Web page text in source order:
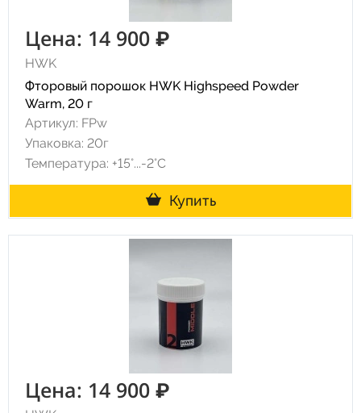
Цена: 14 900 ₽
HWK
Фторовый порошок HWK Highspeed Powder
Warm, 20 г
Артикул: FPw
Упаковка: 20г
Температура: +15°...-2°С
Купить
Цена: 14 900 ₽